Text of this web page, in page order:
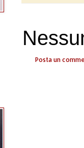
Posta un